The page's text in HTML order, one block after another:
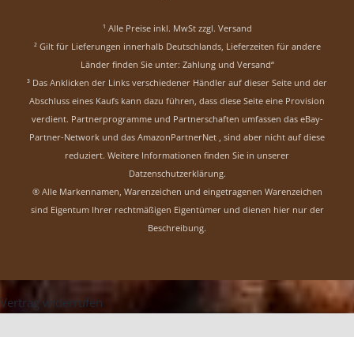
¹ Alle Preise inkl. MwSt zzgl. Versand
² Gilt für Lieferungen innerhalb Deutschlands, Lieferzeiten für andere
Länder finden Sie unter: Zahlung und Versand“
³ Das Anklicken der Links verschiedener Händler auf dieser Seite und der
Abschluss eines Kaufs kann dazu führen, dass diese Seite eine Provision
verdient. Partnerprogramme und Partnerschaften umfassen das eBay-
Partner-Network und das AmazonPartnerNet , sind aber nicht auf diese
reduziert. Weitere Informationen finden Sie in unserer
Datzenschutzerklärung.
® Alle Markennamen, Warenzeichen und eingetragenen Warenzeichen
sind Eigentum Ihrer rechtmäßigen Eigentümer und dienen hier nur der
Beschreibung.
Vertrag widerrufen